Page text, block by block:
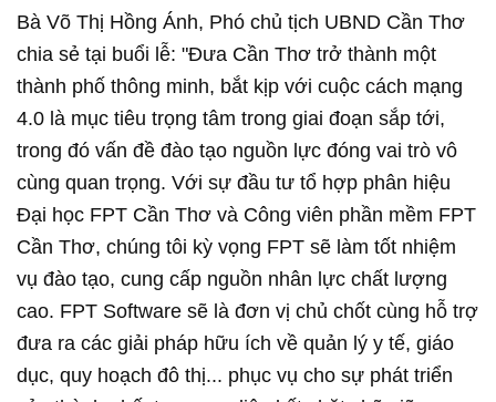
Bà Võ Thị Hồng Ánh, Phó chủ tịch UBND Cần Thơ
chia sẻ tại buổi lễ: "Đưa Cần Thơ trở thành một
thành phố thông minh, bắt kịp với cuộc cách mạng
4.0 là mục tiêu trọng tâm trong giai đoạn sắp tới,
trong đó vấn đề đào tạo nguồn lực đóng vai trò vô
cùng quan trọng. Với sự đầu tư tổ hợp phân hiệu
Đại học FPT Cần Thơ và Công viên phần mềm FPT
Cần Thơ, chúng tôi kỳ vọng FPT sẽ làm tốt nhiệm
vụ đào tạo, cung cấp nguồn nhân lực chất lượng
cao. FPT Software sẽ là đơn vị chủ chốt cùng hỗ trợ
đưa ra các giải pháp hữu ích về quản lý y tế, giáo
dục, quy hoạch đô thị... phục vụ cho sự phát triển